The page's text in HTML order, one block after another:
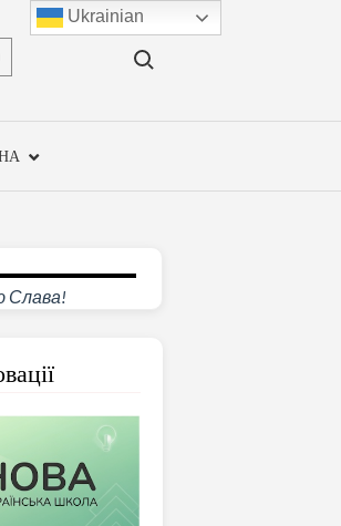
Search for:
Слава!
Ukrainian